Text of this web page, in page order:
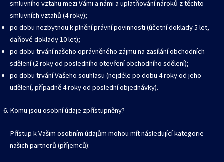
smluvního vztahu mezi Vámi a námi a uplatňování nároků z těchto
smluvních vztahů (4 roky);
po dobu nezbytnou k plnění právní povinnosti (účetní doklady 5 let,
daňové doklady 10 let);
po dobu trvání našeho oprávněného zájmu na zasílání obchodních
sdělení (2 roky od posledního otevření obchodního sdělení);
po dobu trvání Vašeho souhlasu (nejdéle po dobu 4 roky od jeho
udělení, případně 4 roky od poslední objednávky).
Komu jsou osobní údaje zpřístupněny?
Přístup k Vašim osobním údajům mohou mít následující kategorie
našich partnerů (příjemců):